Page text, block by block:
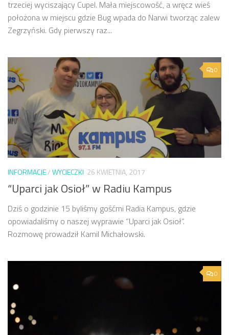
trzeciej wyciszający Cupel. Mała miejscowość, a wręcz wieś
położona w miejscu gdzie Bug wpada do Narwi tworząc zalew
Zegrzyński. Gdy pierwszy raz...
0
INFORMACJE/WYCIECZKI 26 KWIETNIA, 2017
“Uparci jak Osioł” w Radiu Kampus
Dziś o godzinie 15 byliśmy gośćmi Radia Kampus, gdzie
opowiadaliśmy o naszej wyprawie “Uparci jak Osioł”.
Rozmowę prowadził Kamil Michałowski.
0